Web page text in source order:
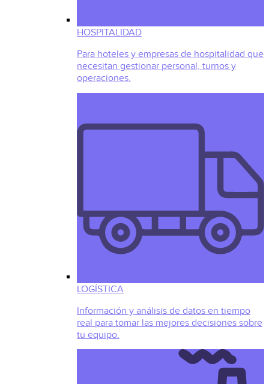
HOSPITALIDAD
Para hoteles y empresas de hospitalidad que
necesitan gestionar personal, turnos y
operaciones.
LOGÍSTICA
Información y análisis de datos en tiempo
real para tomar las mejores decisiones sobre
tu equipo.